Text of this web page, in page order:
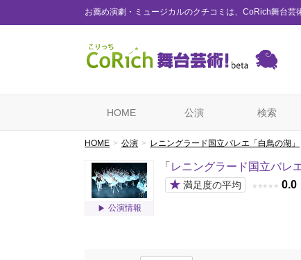
お薦め演劇・ミュージカルのクチコミは、CoRich舞台芸
HOME 公演 検索
HOME 公演 レニングラード国立バレエ「白鳥の湖」
公演情報
「 レニングラード国立バレ
★ 満足度の平均 ★ ★ ★ ★ ★ 0.0